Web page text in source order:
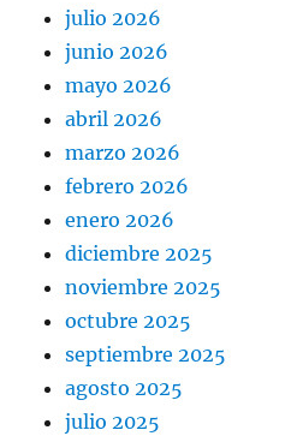
julio 2026
junio 2026
mayo 2026
abril 2026
marzo 2026
febrero 2026
enero 2026
diciembre 2025
noviembre 2025
octubre 2025
septiembre 2025
agosto 2025
julio 2025